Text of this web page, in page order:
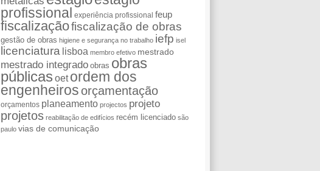
profissional experiência profissional feup
fiscalizaçãofiscalização de obras
gestão de obras higiene e segurança no trabalho iefp isel
licenciatura lisboa membro efetivo mestrado
mestrado integrado obras obras
públicas oet ordem dos
engenheiros orçamentação
orçamentos planeamento projectos projeto
projetos reabilitação de edifícios recém licenciado são
paulo vias de comunicação